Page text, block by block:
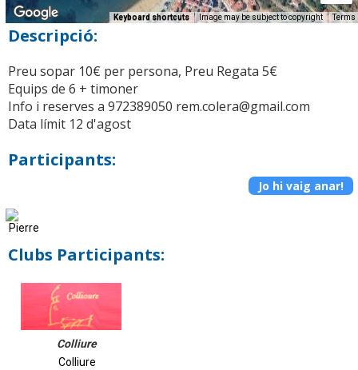
Keyboard shortcuts Image may be subject to copyright Terms
Descripció:
Preu sopar 10€ per persona, Preu Regata 5€
Equips de 6 + timoner
Info i reserves a 972389050 rem.colera@gmail.com
Data límit 12 d'agost
Participants:
Jo hi vaig anar!
Clubs Participants:
Colliure
Colliure